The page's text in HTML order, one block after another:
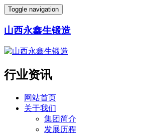
Toggle navigation
山西永鑫生锻造
行业资讯
网站首页
关于我们
集团简介
发展历程